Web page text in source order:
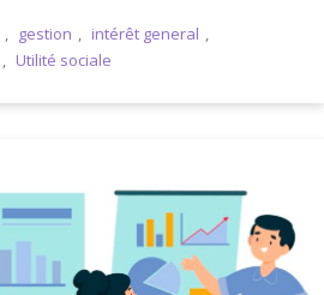
, gestion , intérêt general ,
, Utilité sociale